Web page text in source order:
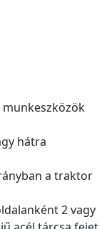
hátra
a traktor
2 vagy